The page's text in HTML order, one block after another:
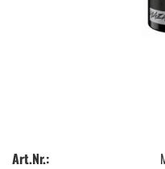
Art.Nr.: